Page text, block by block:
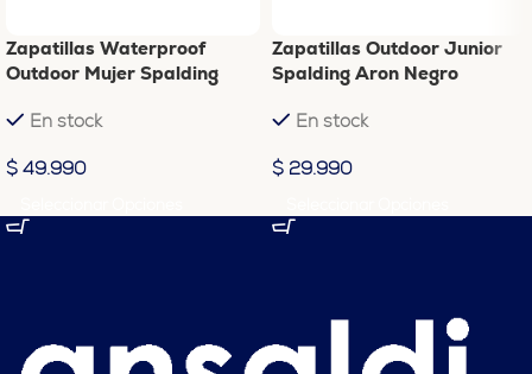
Zapatillas Waterproof
Outdoor Mujer Spalding
En stock
$ 49.990
Zapatillas Outdoor Junior
Spalding Aron Negro
En stock
$ 29.990